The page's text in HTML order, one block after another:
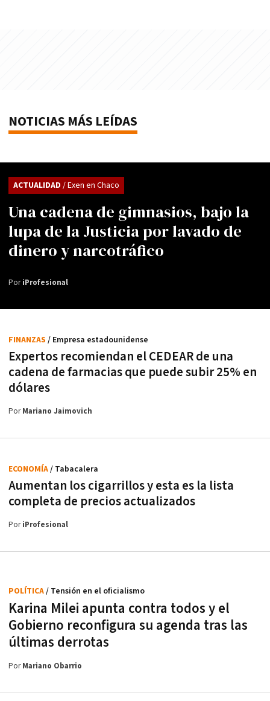
NOTICIAS MÁS LEÍDAS
Una cadena de gimnasios, bajo la
lupa de la Justicia por lavado de
dinero y narcotráfico
ACTUALIDAD / Exen en Chaco
PoriProfesional
Expertos recomiendan el CEDEAR de una
cadena de farmacias que puede subir 25% en
dólares
FINANZAS / Empresa estadounidense
PorMariano Jaimovich
Aumentan los cigarrillos y esta es la lista
completa de precios actualizados
ECONOMÍA/ Tabacalera
PoriProfesional
Karina Milei apunta contra todos y el
Gobierno reconfigura su agenda tras las
últimas derrotas
POLÍTICA/ Tensión en el oficialismo
PorMariano Obarrio